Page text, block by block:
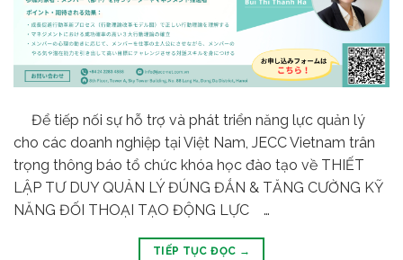
Để tiếp nối sự hỗ trợ và phát triển năng lực quản lý
cho các doanh nghiệp tại Việt Nam, JECC Vietnam trân
trọng thông báo tổ chức khóa học đào tạo về THIẾT
LẬP TƯ DUY QUẢN LÝ ĐÚNG ĐẮN & TĂNG CƯỜNG KỸ
NĂNG ĐỐI THOẠI TẠO ĐỘNG LỰC …
TIẾP TỤC ĐỌC →